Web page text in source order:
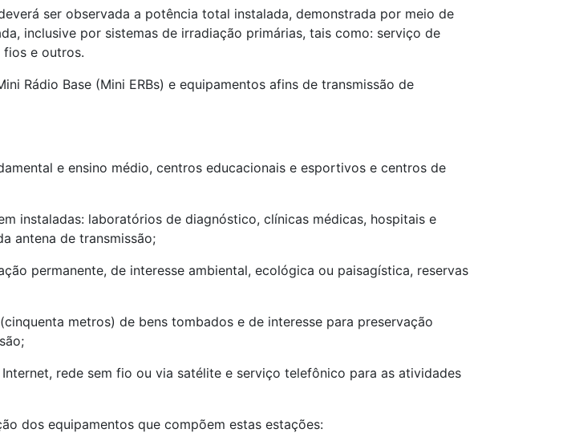
ser observada a potência total instalada, demonstrada por meio de
inclusive por sistemas de irradiação primárias, tais como: serviço de
fios e outros.
Rádio Base (Mini ERBs) e equipamentos afins de transmissão de
e ensino médio, centros educacionais e esportivos e centros de
instaladas: laboratórios de diagnóstico, clínicas médicas, hospitais e
antena de transmissão;
permanente, de interesse ambiental, ecológica ou paisagística, reservas
metros) de bens tombados e de interesse para preservação
rede sem fio ou via satélite e serviço telefônico para as atividades
dos equipamentos que compõem estas estações: